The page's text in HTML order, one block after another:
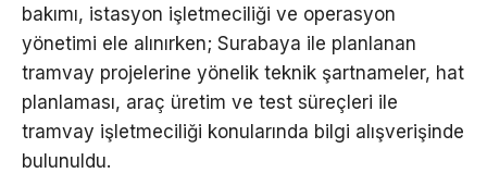
bakımı, istasyon işletmeciliği ve operasyon
yönetimi ele alınırken; Surabaya ile planlanan
tramvay projelerine yönelik teknik şartnameler, hat
planlaması, araç üretim ve test süreçleri ile
tramvay işletmeciliği konularında bilgi alışverişinde
bulunuldu.